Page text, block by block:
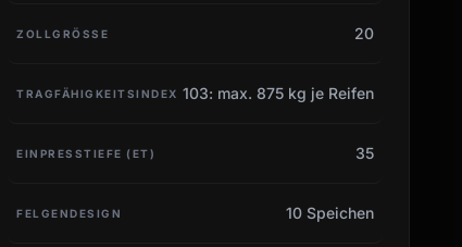
ZOLLGRÖSSE 20
TRAGFÄHIGKEITSINDEX 103: max. 875 kg je Reifen
EINPRESSTIEFE (ET) 35
FELGENDESIGN 10 Speichen